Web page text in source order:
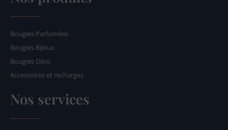
Bougies Parfumées
Bougies Bijoux
Bougies Déco
Accessoires et recharges
Nos services